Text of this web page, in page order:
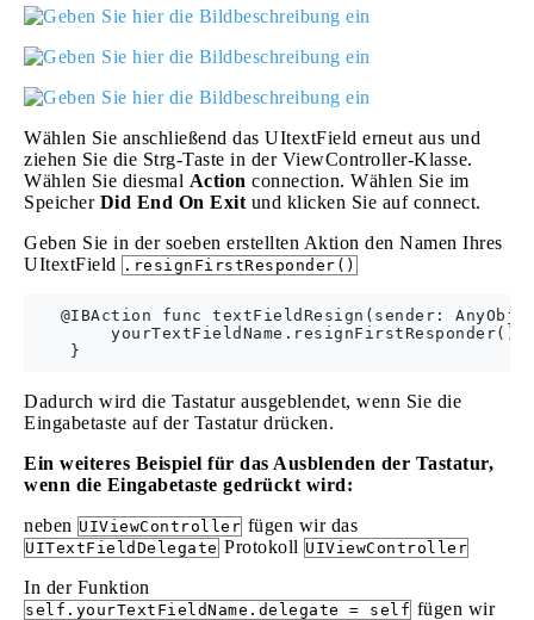
Wählen Sie anschließend das UItextField erneut aus und
ziehen Sie die Strg-Taste in der ViewController-Klasse.
Wählen Sie diesmal Action connection. Wählen Sie im
Speicher Did End On Exit und klicken Sie auf connect.
Geben Sie in der soeben erstellten Aktion den Namen Ihres
UItextField
.resignFirstResponder()
@IBAction func textFieldResign(sender:
        yourTextFieldName.resignFirstResponder()
Dadurch wird die Tastatur ausgeblendet, wenn Sie die
Eingabetaste auf der Tastatur drücken.
Ein weiteres Beispiel für das Ausblenden der Tastatur,
wenn die Eingabetaste gedrückt wird:
neben UIViewController fügen wir das
UITextFieldDelegate Protokoll UIViewController
In der Funktion
self.yourTextFieldName.delegate = self fügen wir